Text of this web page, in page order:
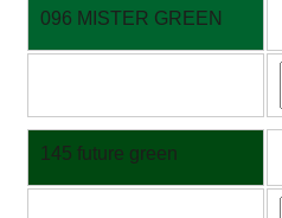
096 MISTER GREEN
145 future green